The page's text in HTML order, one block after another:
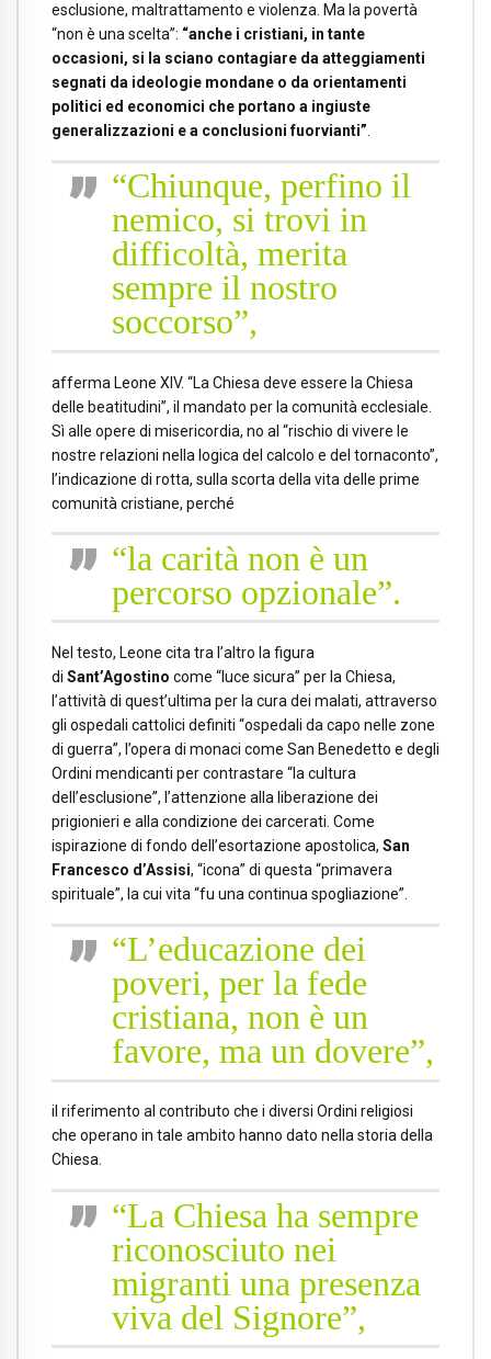
esclusione, maltrattamento e violenza. Ma la povertà
“non è una scelta”: “anche i cristiani, in tante
occasioni, si la sciano contagiare da atteggiamenti
segnati da ideologie mondane o da orientamenti
politici ed economici che portano a ingiuste
generalizzazioni e a conclusioni fuorvianti”
“Chiunque, perfino il
nemico, si trovi in
difficoltà, merita
sempre il nostro
soccorso”,
afferma Leone XIV. “La Chiesa deve essere la Chiesa
delle beatitudini”, il mandato per la comunità ecclesiale.
Sì alle opere di misericordia, no al “rischio di vivere le
nostre relazioni nella logica del calcolo e del tornaconto”,
l’indicazione di rotta, sulla scorta della vita delle prime
comunità cristiane, perché
“la carità non è un
percorso opzionale”.
Nel testo, Leone cita tra l’altro la figura
di Sant’Agostino come “luce sicura” per la Chiesa,
l’attività di quest’ultima per la cura dei malati, attraverso
gli ospedali cattolici definiti “ospedali da capo nelle zone
di guerra”, l’opera di monaci come San Benedetto e degli
Ordini mendicanti per contrastare “la cultura
dell’esclusione”, l’attenzione alla liberazione dei
prigionieri e alla condizione dei carcerati. Come
ispirazione di fondo dell’esortazione apostolica, San
Francesco d’Assisi, “icona” di questa “primavera
spirituale”, la cui vita “fu una continua spogliazione”.
“L’educazione dei
poveri, per la fede
cristiana, non è un
favore, ma un dovere”,
il riferimento al contributo che i diversi Ordini religiosi
che operano in tale ambito hanno dato nella storia della
Chiesa.
“La Chiesa ha sempre
riconosciuto nei
migranti una presenza
viva del Signore”,